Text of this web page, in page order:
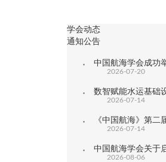
学会动态
通知公告
中国航海学会成功举
2026-07-20
数智赋能水运基础设施转型升级
2026-07-14
《中国航海》第二届编
2026-07-14
中国航海学会关于启动2026年青
2026-08-06